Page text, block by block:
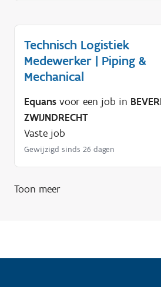
Technisch Logistiek
Medewerker | Piping &
Mechanical
Equans voor een job in
ZWIJNDRECHT
Vaste job
Gewijzigd sinds 26 dagen
Toon meer